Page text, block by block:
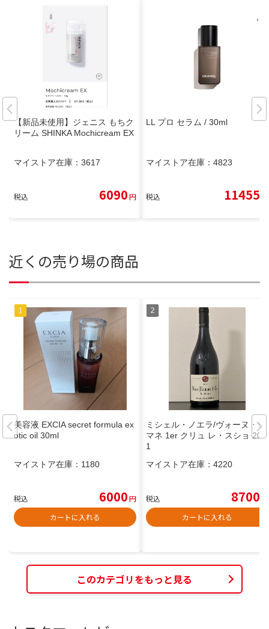
【新品未使用】ジェニス もちク
リーム SHINKA Mochicream EX
マイストア在庫： 3617
税込 6090円
LL プロ セラム / 30ml
マイストア在庫： 4823
税込 11455
近くの売り場の商品
美容液 EXCIA secret formula ex
otic oil 30ml
マイストア在庫： 1180
税込 6000円
カートに入れる
ミシェル・ノエラ/ヴォーヌ・ロ
マネ 1er クリュ レ・スショ 202
1
マイストア在庫： 4220
税込 8700
カートに入れる
このカテゴリをもっと見る